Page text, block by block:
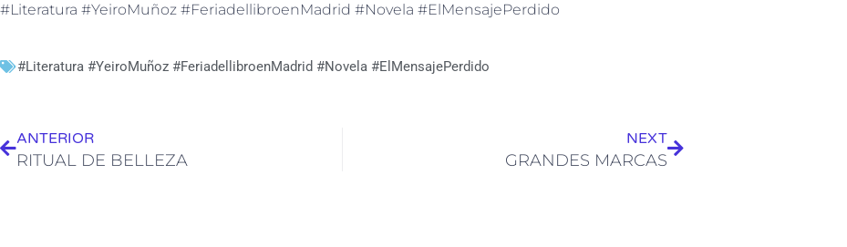
#Literatura #YeiroMuñoz #FeriadellibroenMadrid #Novela #ElMensajePerdido
#Literatura #YeiroMuñoz #FeriadellibroenMadrid #Novela #ElMensajePerdido
ANTERIOR
RITUAL DE BELLEZA
NEXT
GRANDES MARCAS